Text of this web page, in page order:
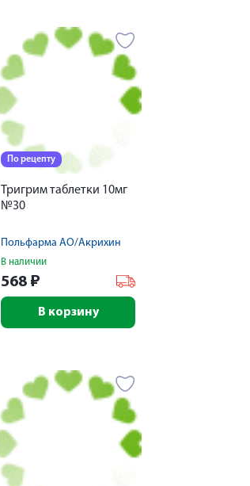
По рецепту
Тригрим таблетки 10мг
№30
Польфарма АО/Акрихин
В наличии
568 ₽
В корзину